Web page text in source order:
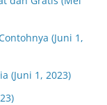
(Juni 1,
(Juni 1, 2023)